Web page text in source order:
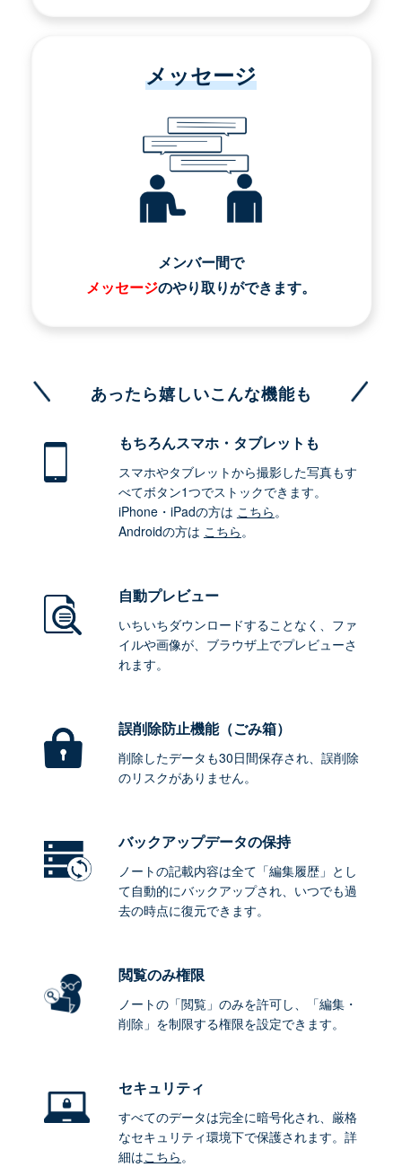
メッセージ
メンバー間で
メッセージのやり取りができます。
あったら嬉しいこんな機能も
もちろんスマホ・タブレットも
スマホやタブレットから撮影した写真もす
べてボタン1つでストックできます。
iPhone・iPadの方は こちら。
Androidの方は こちら。
自動プレビュー
いちいちダウンロードすることなく、ファ
イルや画像が、ブラウザ上でプレビューさ
れます。
誤削除防止機能（ごみ箱）
削除したデータも30日間保存され、誤削除
のリスクがありません。
バックアップデータの保持
ノートの記載内容は全て「編集履歴」とし
て自動的にバックアップされ、いつでも過
去の時点に復元できます。
閲覧のみ権限
ノートの「閲覧」のみを許可し、「編集・
削除」を制限する権限を設定できます。
セキュリティ
すべてのデータは完全に暗号化され、厳格
なセキュリティ環境下で保護されます。詳
細はこちら。